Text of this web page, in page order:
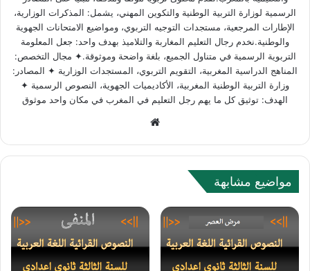
الرسمية لوزارة التربية الوطنية والتكوين المهني، يشمل: المذكرات الوزارية،
الإطارات المرجعية، مستجدات التوجيه التربوي، ومواضيع الامتحانات الجهوية
والوطنية.نخدم رجال التعليم المغاربة والتلاميذ بهدف واحد: جعل المعلومة
التربوية الرسمية في متناول الجميع، بلغة واضحة وموثوقة.✦ مجال التخصص:
المناهج الدراسية المغربية، التقويم التربوي، المستجدات الوزارية ✦ المصادر:
وزارة التربية الوطنية المغربية، الأكاديميات الجهوية، النصوص الرسمية ✦
الهدف: توثيق كل ما يهم رجل التعليم في المغرب في مكان واحد موثوق
مواضيع مشابهة